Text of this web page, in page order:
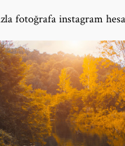
fotoğrafa instagram